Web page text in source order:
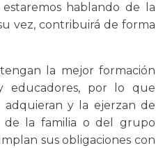
estaremos hablando de la
vez, contribuirá de forma
la mejor formación
educadores, por lo que
adquieran y la ejerzan de
de la familia o del grupo
sus obligaciones con